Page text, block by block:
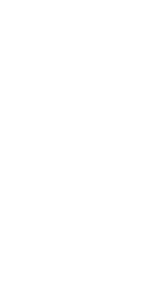
entweder vor
Gebühren